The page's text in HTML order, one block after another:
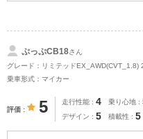
ぷっぷCB18さん
グレード：リミテッドEX_AWD(CVT_1.8)
乗車形式：マイカー
評価 5 走行性能 4 乗り心地
デザイン 5 積載性 5